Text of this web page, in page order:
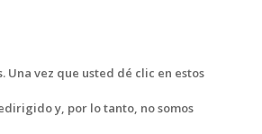
vez que usted dé clic en estos
y, por lo tanto, no somos